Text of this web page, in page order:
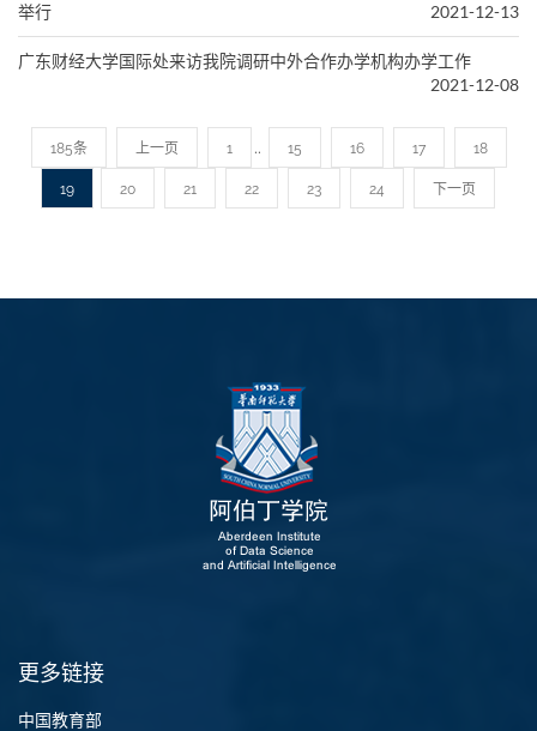
举行
2021-12-13
广东财经大学国际处来访我院调研中外合作办学机构办学工作
2021-12-08
185条 上一页 1 .. 15 16 17 18
19 20 21 22 23 24 下一页
更多链接
中国教育部